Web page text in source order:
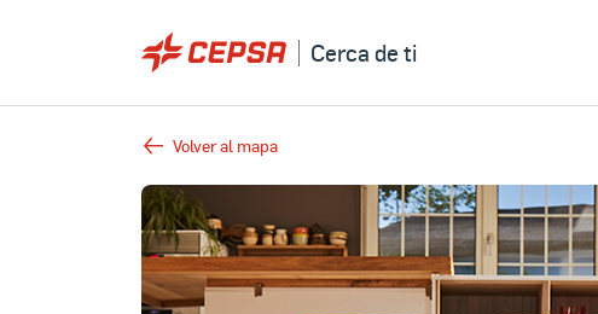
Cerca de ti
Volver al mapa